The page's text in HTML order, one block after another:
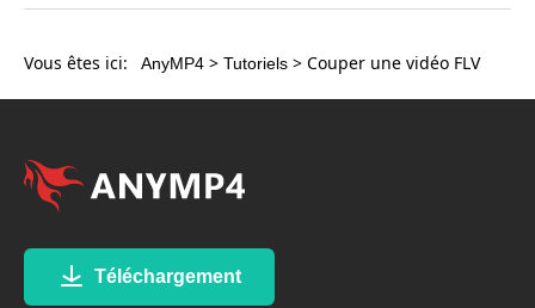
Vous êtes ici: AnyMP4 > Tutoriels > Couper une vidéo FLV
Téléchargement